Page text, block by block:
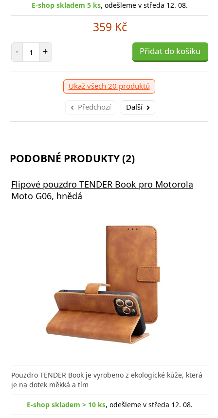
E-shop skladem 5 ks, odešleme v středa 12. 08.
359 Kč
- Počet položek
+ Přidat do košíku
Ukaž všech 20 produktů
Předchozí Další
PODOBNÉ PRODUKTY (2)
Flipové pouzdro TENDER Book pro Motorola
Moto G06, hnědá
Pouzdro TENDER Book je vyrobeno z ekologické kůže, která
je na dotek měkká a tím
E-shop skladem > 10 ks, odešleme v středa 12. 08.